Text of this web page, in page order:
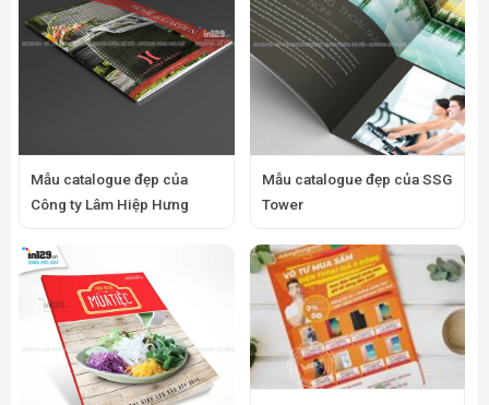
Mẫu catalogue đẹp của
Công ty Lâm Hiệp Hưng
Mẫu catalogue đẹp của SSG
Tower